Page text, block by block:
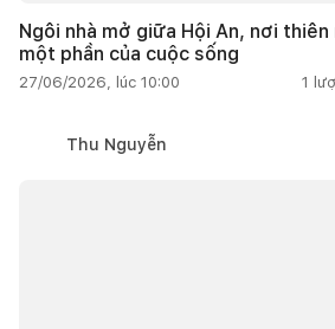
Ngôi nhà mở giữa Hội An, nơi
một phần của cuộc sống
27/06/2026, lúc 10:00 1
Thu Nguyễn